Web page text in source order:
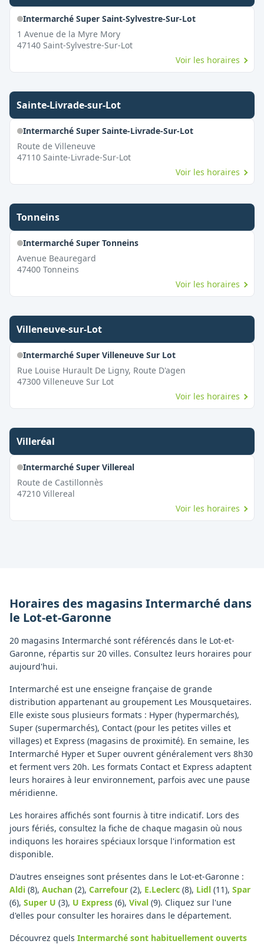
Intermarché Super Saint-Sylvestre-Sur-Lot
1 Avenue de la Myre Mory
47140 Saint-Sylvestre-Sur-Lot
Voir les horaires
Sainte-Livrade-sur-Lot
Intermarché Super Sainte-Livrade-Sur-Lot
Route de Villeneuve
47110 Sainte-Livrade-Sur-Lot
Voir les horaires
Tonneins
Intermarché Super Tonneins
Avenue Beauregard
47400 Tonneins
Voir les horaires
Villeneuve-sur-Lot
Intermarché Super Villeneuve Sur Lot
Rue Louise Hurault De Ligny, Route D'agen
47300 Villeneuve Sur Lot
Voir les horaires
Villeréal
Intermarché Super Villereal
Route de Castillonnès
47210 Villereal
Voir les horaires
Horaires des magasinsIntermarché dans
le Lot-et-Garonne
20 magasins Intermarché sont référencés dans le Lot-et-
Garonne, répartis sur 20 villes. Consultez leurs horaires pour
aujourd'hui.
Intermarché est une enseigne française de grande
distribution appartenant au groupement Les Mousquetaires.
Elle existe sous plusieurs formats : Hyper (hypermarchés),
Super (supermarchés), Contact (pour les petites villes et
villages) et Express (magasins de proximité). En semaine, les
Intermarché Hyper et Super ouvrent généralement vers 8h30
et ferment vers 20h. Les formats Contact et Express adaptent
leurs horaires à leur environnement, parfois avec une pause
méridienne.
Les horaires affichés sont fournis à titre indicatif. Lors des
jours fériés, consultez la fiche de chaque magasin où nous
indiquons les horaires spéciaux lorsque l'information est
disponible.
D'autres enseignes sont présentes dans le Lot-et-Garonne :
Aldi (8), Auchan (2), Carrefour (2), E.Leclerc (8), Lidl (11), Spar
(6), Super U (3), U Express (6), Vival (9). Cliquez sur l'une
d'elles pour consulter les horaires dans le département.
Découvrez quels Intermarché sont habituellement ouverts